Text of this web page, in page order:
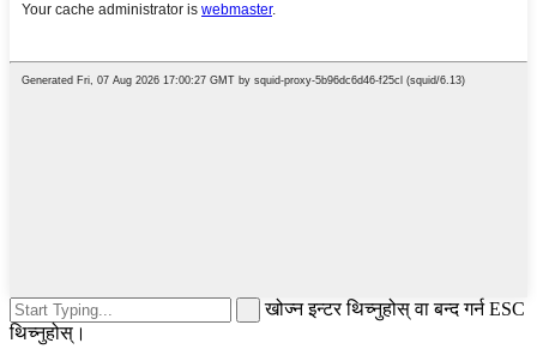
खोज्न इन्टर थिच्नुहोस् वा बन्द गर्न ESC
थिच्नुहोस्।